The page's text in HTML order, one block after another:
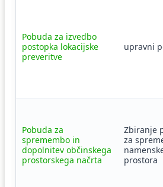
Pobuda za izvedbo
postopka lokacijske
preveritve
upravni
Pobuda za
spremembo in
dopolnitev občinskega
prostorskega načrta
Zbiranje
za
prostora